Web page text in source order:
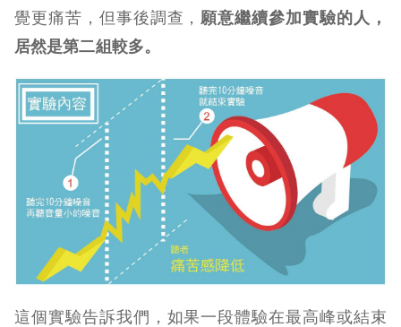
覺更痛苦，但事後調查， 願意繼續參加實驗的人，
居然是第二組較多。
這個實驗告訴我們，如果一段體驗在最高峰或結束